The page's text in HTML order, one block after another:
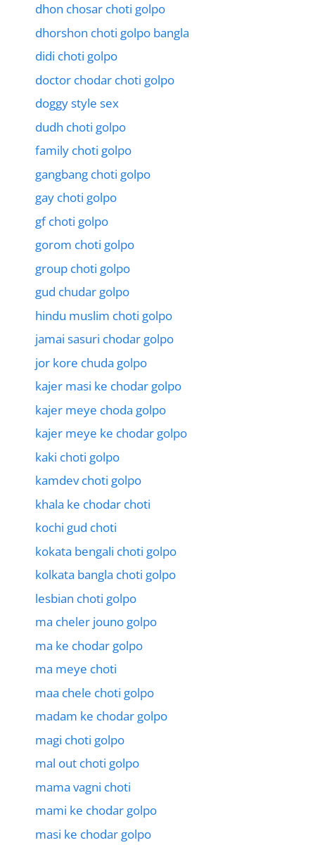
dhon chosar choti golpo
dhorshon choti golpo bangla
didi choti golpo
doctor chodar choti golpo
doggy style sex
dudh choti golpo
family choti golpo
gangbang choti golpo
gay choti golpo
gf choti golpo
gorom choti golpo
group choti golpo
gud chudar golpo
hindu muslim choti golpo
jamai sasuri chodar golpo
jor kore chuda golpo
kajer masi ke chodar golpo
kajer meye choda golpo
kajer meye ke chodar golpo
kaki choti golpo
kamdev choti golpo
khala ke chodar choti
kochi gud choti
kokata bengali choti golpo
kolkata bangla choti golpo
lesbian choti golpo
ma cheler jouno golpo
ma ke chodar golpo
ma meye choti
maa chele choti golpo
madam ke chodar golpo
magi choti golpo
mal out choti golpo
mama vagni choti
mami ke chodar golpo
masi ke chodar golpo